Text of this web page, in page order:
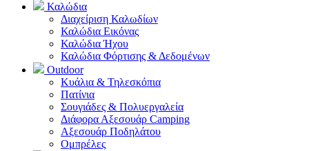
Καλώδια
Διαχείριση Καλωδίων
Καλώδια Εικόνας
Καλώδια Ήχου
Καλώδια Φόρτισης & Δεδομένων
Outdoor
Κυάλια & Τηλεσκόπια
Πατίνια
Σουγιάδες & Πολυεργαλεία
Διάφορα Αξεσουάρ Camping
Αξεσουάρ Ποδηλάτου
Ομπρέλες